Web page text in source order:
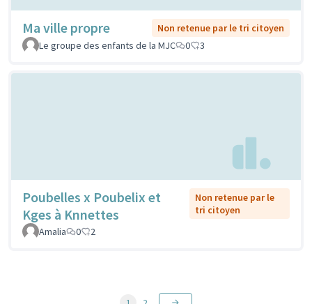
Ma ville propre
Non retenue par le tri citoyen
Le groupe des enfants de la MJC
0 3
Poubelles x Poubelix et
Kges à Knnettes
Non retenue par le
tri citoyen
Amalia
0 2